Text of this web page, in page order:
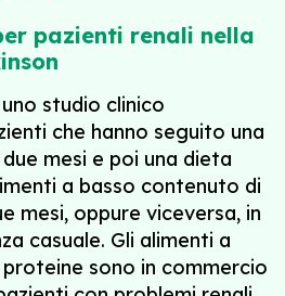
pazienti renali nella
studio clinico
che hanno seguito una
mesi e poi una dieta
a basso contenuto di
mesi, oppure viceversa, in
casuale. Gli alimenti a
sono in commercio